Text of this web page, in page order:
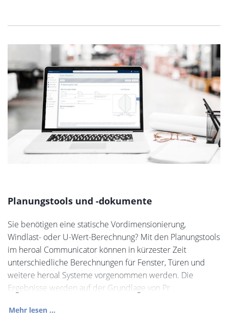
Planungstools und -dokumente
Sie benötigen eine statische Vordimensionierung,
Windlast- oder U-Wert-Berechnung? Mit den Planungstools
im heroal Communicator können in kürzester Zeit
unterschiedliche Berechnungen für Fenster, Türen und
weitere heroal Systeme vorgenommen werden. Die
Ergebnisse werden auf der Grundlage von Pr
Mehr lesen ...